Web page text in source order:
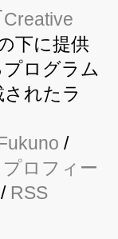
Creative
下に提供
ログラム
れたラ
/
プロフィー
/ RSS